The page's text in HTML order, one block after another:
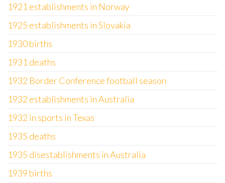
1921 establishments in Norway
1925 establishments in Slovakia
1930 births
1931 deaths
1932 Border Conference football season
1932 establishments in Australia
1932 in sports in Texas
1935 deaths
1935 disestablishments in Australia
1939 births